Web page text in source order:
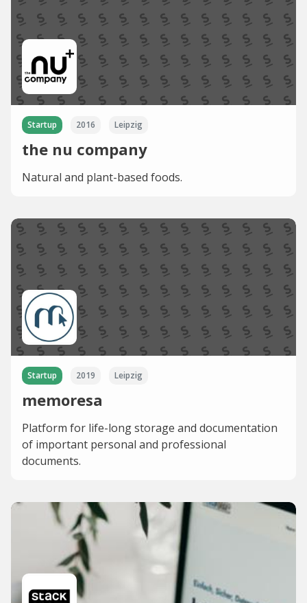
Startup 2016 Leipzig
the nu company
Natural and plant-based foods.
Startup 2019 Leipzig
memoresa
Platform for life-long storage and documentation
of important personal and professional
documents.